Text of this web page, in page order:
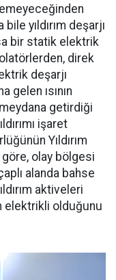
yıldırım deşarjı
bir statik elektrik
direk
deşarjı
gelen ısının
getirdiği
işaret
Yıldırım
göre, olay bölgesi
alanda bahse
aktiveleri
elektrikli olduğunu